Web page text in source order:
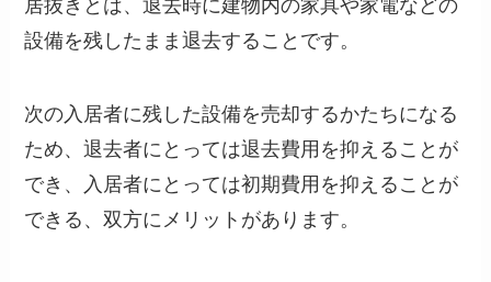
居抜きとは、退去時に建物内の家具や家電などの
設備を残したまま退去することです。
次の入居者に残した設備を売却するかたちになる
ため、退去者にとっては退去費用を抑えることが
でき、入居者にとっては初期費用を抑えることが
できる、双方にメリットがあります。